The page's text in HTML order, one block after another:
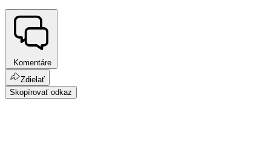
Komentáre
Zdielať
Skopírovať odkaz